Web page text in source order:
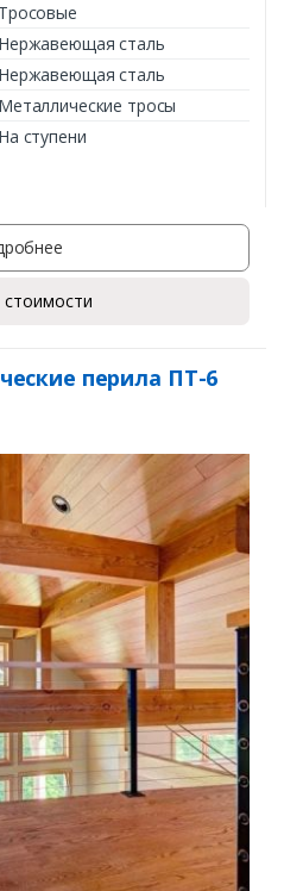
Тросовые
Нержавеющая сталь
Нержавеющая сталь
Металлические тросы
На ступени
стоимости
перила ПТ-6